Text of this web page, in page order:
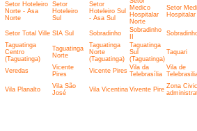
Setor Hoteleiro
Norte - Asa
Norte
Setor
Hoteleiro
Sul
Setor
Hoteleiro Sul
- Asa Sul
Medico
Hospitalar
Norte
Setor
Hospitalar
Setor Total Ville SIA Sul Sobradinho
Sobradinho
Taguatinga
Centro
(Taguatinga)
Taguatinga
Norte
Taguatinga
Norte
(Taguatinga)
Taguatinga
Sul
(Taguatinga)
Taquari
Veredas
Vicente
Pires
Vicente Pires Vila da
Telebrasília
Vila de
Vila Planalto
Vila São
José
Vila Vicentina Vivente Pire Zona